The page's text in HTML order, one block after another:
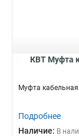
КВТ Муфта
Муфта
Подробнее
Наличие: В